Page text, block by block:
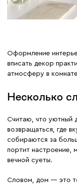
Оформление
вписать декор
атмосферу в
Несколько
Считаю, что уютный
возвращаться, где
собираются за
портит настроение,
вечной суеты.
Словом, дом — это